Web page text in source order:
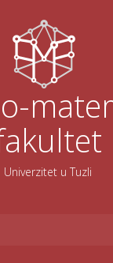
Univerzitet u Tuzli